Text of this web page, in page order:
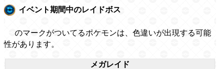
イベント期間中のレイドボス
のマークがついてるポケモンは、色違いが出現する可能
性があります。
メガレイド